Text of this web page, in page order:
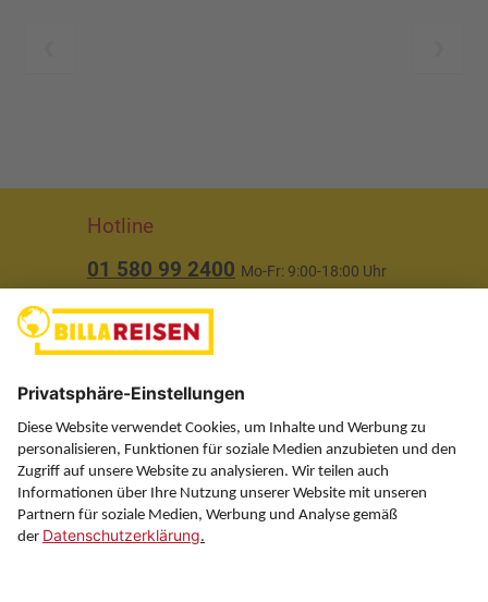
Hotline
01 580 99 2400 Mo-Fr: 9:00-18:00 Uhr
Über uns
Service
Information
Folgen Sie uns auf